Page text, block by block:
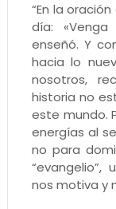
“En la
día:
enseñó. Y
hacia lo
nosotros,
historia no
este mundo.
energías al
no para
nos motiva y